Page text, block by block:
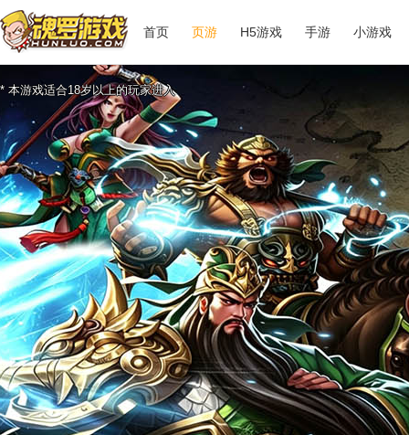
首页 页游 H5游戏 手游 小游戏
* 本游戏适合18岁以上的玩家进入